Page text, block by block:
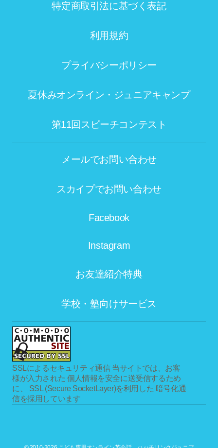
特定商取引法に基づく表記
利用規約
プライバシーポリシー
夏休みオンライン・ジュニアキャンプ
第11回スピーチコンテスト
メールでお問い合わせ
スカイプでお問い合わせ
Facebook
Instagram
お友達紹介特典
学校・塾向けサービス
SSLによるセキュリティ通信 当サイトでは、お客
様が入力された 個人情報を安全に送受信するため
に、 SSL (Secure SocketLayer)を利用した 暗号化通
信を採用しています